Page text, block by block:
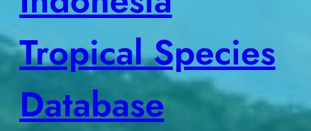
Tropical Species
Database